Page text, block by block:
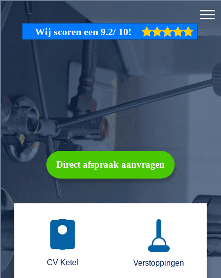
Direct afspraak aanvragen
CV Ketel Verstoppingen